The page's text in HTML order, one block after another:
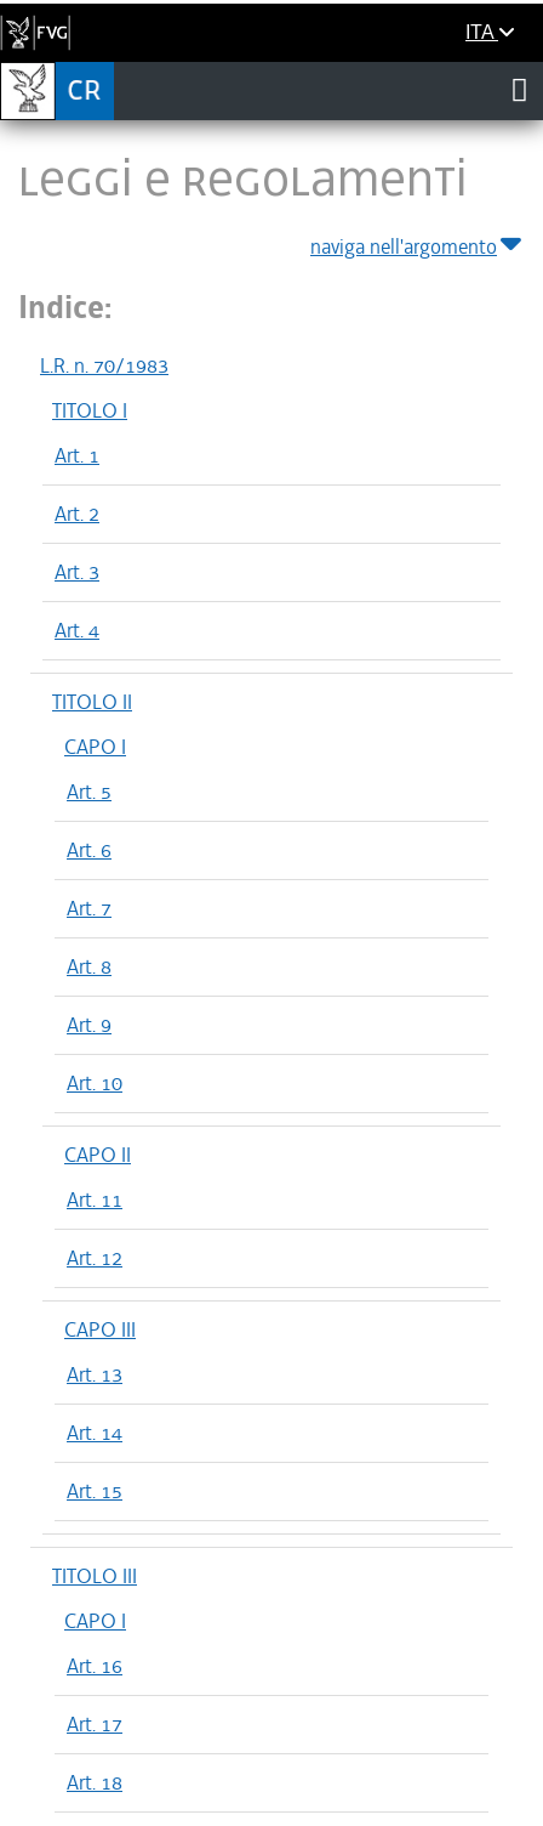
ITA
LEGGI E REGOLAMENTI
naviga nell'argomento
Indice:
L.R. n. 70/1983
TITOLO I
Art. 1
Art. 2
Art. 3
Art. 4
TITOLO II
CAPO I
Art. 5
Art. 6
Art. 7
Art. 8
Art. 9
Art. 10
CAPO II
Art. 11
Art. 12
CAPO III
Art. 13
Art. 14
Art. 15
TITOLO III
CAPO I
Art. 16
Art. 17
Art. 18